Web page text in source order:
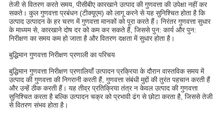
तेजी से वितरण करते समय, पीसीबीए कारखाने उत्पाद की गुणवत्ता की उपेक्षा नहीं कर
सकते। कुल गुणवत्ता प्रबंधन (टीक्यूएम) को लागू करने से यह सुनिश्चित होता है कि
उत्पाद उत्पादन के हर चरण में गुणवत्ता मानकों को पूरा करते हैं। निरंतर गुणवत्ता सुधार
के माध्यम से, कारखाने दोष दर को कम कर सकते हैं, जिससे पुन: कार्य और पुन:
निरीक्षण का समय कम हो जाता है और वितरण दक्षता में सुधार होता है।
बुद्धिमान गुणवत्ता निरीक्षण प्रणाली का परिचय
बुद्धिमान गुणवत्ता निरीक्षण प्रणालियाँ उत्पादन प्रक्रिया के दौरान वास्तविक समय में
उत्पाद की गुणवत्ता की निगरानी करती हैं, गुणवत्ता संबंधी मुद्दों की तुरंत पहचान करती हैं
और उन्हें ठीक करती हैं। यह तीव्र प्रतिक्रिया तंत्र न केवल उत्पाद की गुणवत्ता
सुनिश्चित करता है बल्कि उत्पादन चक्र को प्रभावी ढंग से छोटा करता है, जिससे तेजी
से वितरण संभव होता है।